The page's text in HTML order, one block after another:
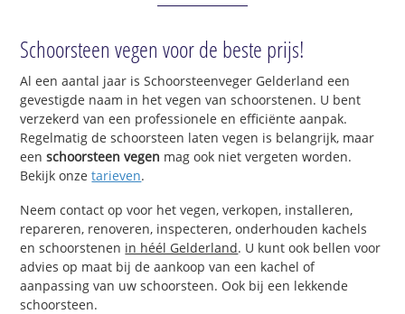
Schoorsteen vegen voor de beste prijs!
Al een aantal jaar is Schoorsteenveger Gelderland een
gevestigde naam in het vegen van schoorstenen. U bent
verzekerd van een professionele en efficiënte aanpak.
Regelmatig de schoorsteen laten vegen is belangrijk, maar
eenschoorsteen vegen mag ook niet vergeten worden.
Bekijk onzetarieven.
Neem contact op voor het vegen, verkopen, installeren,
repareren, renoveren, inspecteren, onderhouden kachels
en schoorstenen in héél Gelderland. U kunt ook bellen voor
advies op maat bij de aankoop van een kachel of
aanpassing van uw schoorsteen. Ook bij een lekkende
schoorsteen.